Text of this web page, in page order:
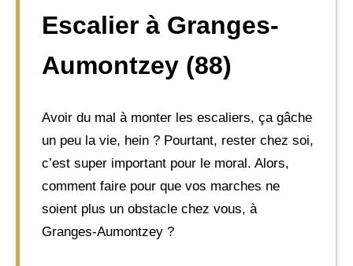
Escalier à Granges-
Aumontzey (88)
Avoir du mal à monter les escaliers, ça gâche
un peu la vie, hein ? Pourtant, rester chez soi,
c’est super important pour le moral. Alors,
comment faire pour que vos marches ne
soient plus un obstacle chez vous, à
Granges-Aumontzey ?